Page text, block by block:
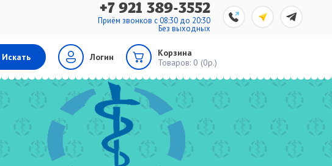
+7 921 389-3552
Приём звонков с 08:30 до 20:30
Без выходных
Искать Логин
Корзина
Товаров: 0 (0р.)